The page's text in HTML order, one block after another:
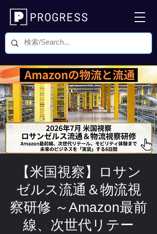
【米国視察】ロサン
ゼルス流通＆物流視
察研修 ～Amazon最前
線、次世代リテー